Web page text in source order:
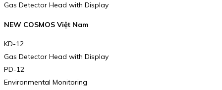
Gas Detector Head with Display
NEW COSMOS Việt Nam
KD-12
Gas Detector Head with Display
PD-12
Environmental Monitoring